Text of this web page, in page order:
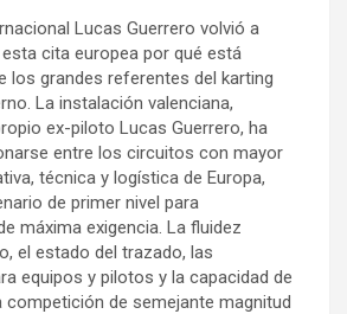
Lucas Guerrero volvió a
cita europea por qué está
los grandes referentes del karting
La instalación valenciana,
ex-piloto Lucas Guerrero, ha
entre los circuitos con mayor
técnica y logística de Europa,
de primer nivel para
máxima exigencia. La fluidez
el estado del trazado, las
equipos y pilotos y la capacidad de
competición de semejante magnitud